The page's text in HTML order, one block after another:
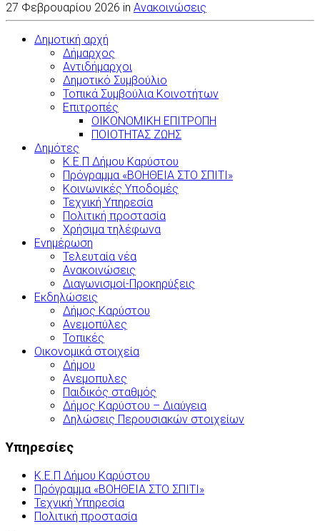
27 Φεβρουαρίου 2026 in Ανακοινώσεις
Δημοτική αρχή
Δήμαρχος
Αντιδήμαρχοι
Δημοτικό Συμβούλιο
Τοπικά Συμβούλια Κοινοτήτων
Επιτροπές
ΟΙΚΟΝΟΜΙΚΗ ΕΠΙΤΡΟΠΗ
ΠΟΙΟΤΗΤΑΣ ΖΩΗΣ
Δημότες
Κ.Ε.Π Δήμου Καρύστου
Πρόγραμμα «ΒΟΗΘΕΙΑ ΣΤΟ ΣΠΙΤΙ»
Κοινωνικές Υποδομές
Τεχνική Υπηρεσία
Πολιτική προστασία
Χρήσιμα τηλέφωνα
Ενημέρωση
Τελευταία νέα
Ανακοινώσεις
Διαγωνισμοί-Προκηρύξεις
Εκδηλώσεις
Δήμος Καρύστου
Ανεμοπύλες
Τοπικές
Οικονομικά στοιχεία
Δήμου
Ανεμοπυλες
Παιδικός σταθμός
Δήμος Καρύστου – Διαύγεια
Δηλώσεις Περουσιακών στοιχείων
Υπηρεσίες
Κ.Ε.Π Δήμου Καρύστου
Πρόγραμμα «ΒΟΗΘΕΙΑ ΣΤΟ ΣΠΙΤΙ»
Τεχνική Υπηρεσία
Πολιτική προστασία